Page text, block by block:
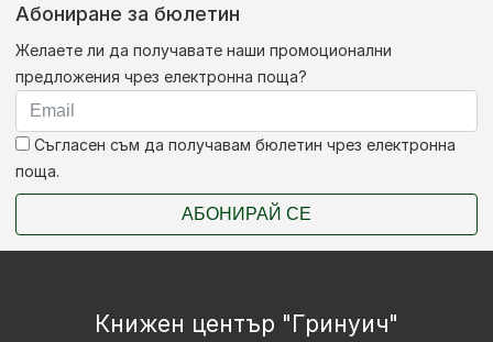
Абониране за бюлетин
Желаете ли да получавате наши промоционални
предложения чрез електронна поща?
Съгласен съм да получавам бюлетин чрез електронна
поща.
АБОНИРАЙ СЕ
Книжен център "Гринуич"